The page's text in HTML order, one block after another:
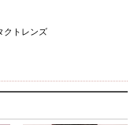
クトレンズ